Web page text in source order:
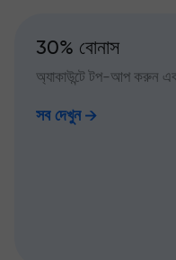
30% বোনাস
অ্যাকাউন্টে টপ-আপ করুন
সব দেখুন